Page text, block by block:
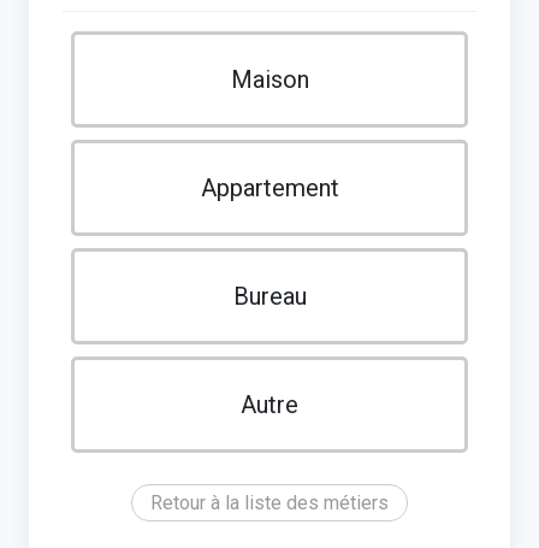
Maison
Appartement
Bureau
Autre
Retour à la liste des métiers